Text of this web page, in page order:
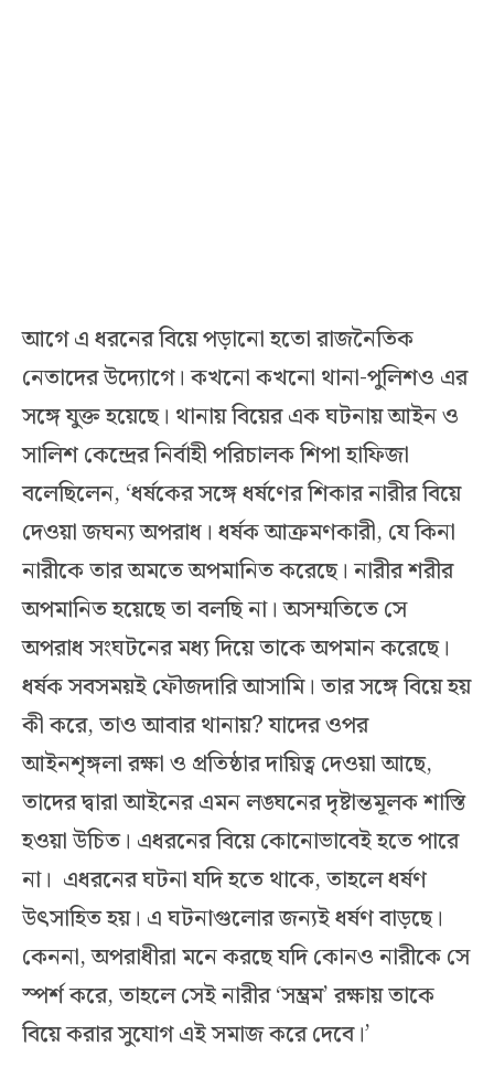
আগে এ ধরনের বিয়ে পড়ানো হতো রাজনৈতিক
নেতাদের উদ্যোগে। কখনো কখনো থানা-পুলিশও এর
সঙ্গে যুক্ত হয়েছে। থানায় বিয়ের এক ঘটনায় আইন ও
সালিশ কেন্দ্রের নির্বাহী পরিচালক শিপা হাফিজা
বলেছিলেন, ‘ধর্ষকের সঙ্গে ধর্ষণের শিকার নারীর বিয়ে
দেওয়া জঘন্য অপরাধ। ধর্ষক আক্রমণকারী, যে কিনা
নারীকে তার অমতে অপমানিত করেছে। নারীর শরীর
অপমানিত হয়েছে তা বলছি না। অসম্মতিতে সে
অপরাধ সংঘটনের মধ্য দিয়ে তাকে অপমান করেছে।
ধর্ষক সবসময়ই ফৌজদারি আসামি। তার সঙ্গে বিয়ে হয়
কী করে, তাও আবার থানায়? যাদের ওপর
আইনশৃঙ্গলা রক্ষা ও প্রতিষ্ঠার দায়িত্ব দেওয়া আছে,
তাদের দ্বারা আইনের এমন লঙ্ঘনের দৃষ্টান্তমূলক শাস্তি
হওয়া উচিত। এধরনের বিয়ে কোনোভাবেই হতে পারে
না। এধরনের ঘটনা যদি হতে থাকে, তাহলে ধর্ষণ
উৎসাহিত হয়। এ ঘটনাগুলোর জন্যই ধর্ষণ বাড়ছে।
কেননা, অপরাধীরা মনে করছে যদি কোনও নারীকে সে
স্পর্শ করে, তাহলে সেই নারীর ‘সম্ভ্রম’ রক্ষায় তাকে
বিয়ে করার সুযোগ এই সমাজ করে দেবে।’